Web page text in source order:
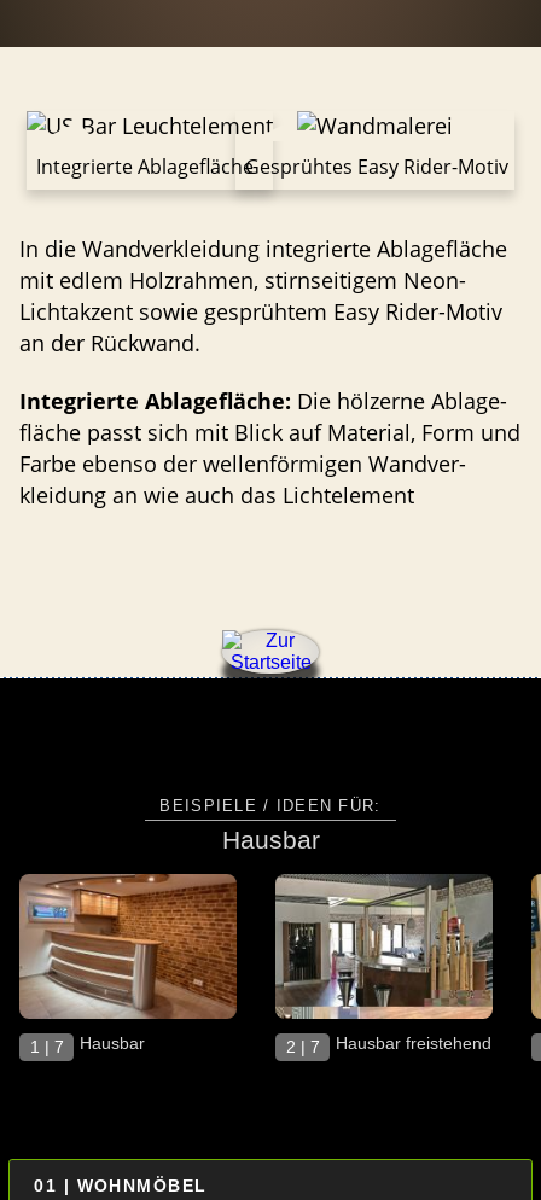
Integrierte AblageflächeGesprühtes Easy Rider-Motiv
In die Wandver­kleidung integrierte Ablage­fläche
mit edlem Holzrahmen, stirnseitigem Neon-
Lichtakzent sowie gesprühtem Easy Rider-Motiv
an der Rückwand.
Integrierte Ablage­fläche: Die hölzerne Ablage­
fläche passt sich mit Blick auf Material, Form und
Farbe ebenso der wellen­förmigen Wandver­
kleidung an wie auch das Lichtelement
BEISPIELE / IDEEN FÜR:
Hausbar
1 | 7 Hausbar 2 | 7 Hausbar freistehend
01 | WOHNMÖBEL